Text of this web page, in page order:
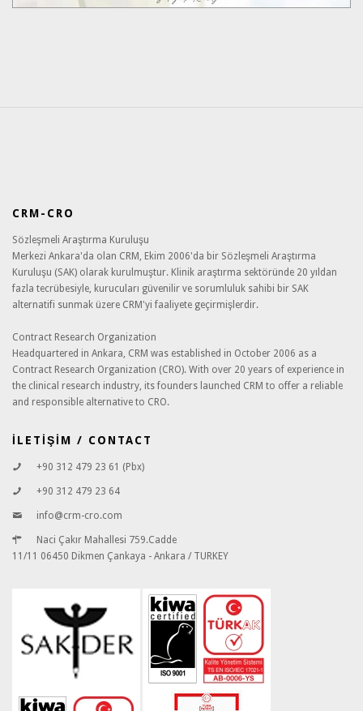
CRM-CRO
Sözleşmeli Araştırma Kuruluşu
Merkezi Ankara'da olan CRM, Ekim 2006'da bir Sözleşmeli Araştırma
Kuruluşu (SAK) olarak kurulmuştur. Klinik araştırma sektöründe 20 yıldan
fazla tecrübesiyle, kurucuları güvenilir ve sorumluluk sahibi bir SAK
alternatifi sunmak üzere CRM'yi faaliyete geçirmişlerdir.
Contract Research Organization
Headquartered in Ankara, CRM was established in October 2006 as a
Contract Research Organization (CRO). With over 20 years of experience in
the clinical research industry, its founders launched CRM to offer a reliable
and responsible alternative to CRO.
İLETİŞİM / CONTACT
+90 312 479 23 61 (Pbx)
+90 312 479 23 64
info@crm-cro.com
Naci Çakır Mahallesi 759.Cadde
11/11 06450 Dikmen Çankaya - Ankara / TURKEY